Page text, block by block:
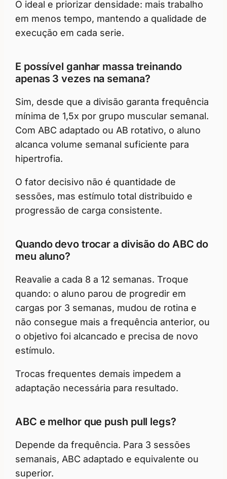
O ideal e priorizar densidade: mais trabalho
em menos tempo, mantendo a qualidade de
execução em cada serie.
E possível ganhar massa treinando
apenas 3 vezes na semana?
Sim, desde que a divisão garanta frequência
mínima de 1,5x por grupo muscular semanal.
Com ABC adaptado ou AB rotativo, o aluno
alcanca volume semanal suficiente para
hipertrofia.
O fator decisivo não é quantidade de
sessões, mas estímulo total distribuido e
progressão de carga consistente.
Quando devo trocar a divisão do ABC do
meu aluno?
Reavalie a cada 8 a 12 semanas. Troque
quando: o aluno parou de progredir em
cargas por 3 semanas, mudou de rotina e
não consegue mais a frequência anterior, ou
o objetivo foi alcancado e precisa de novo
estímulo.
Trocas frequentes demais impedem a
adaptação necessária para resultado.
ABC e melhor que push pull legs?
Depende da frequência. Para 3 sessões
semanais, ABC adaptado e equivalente ou
superior.